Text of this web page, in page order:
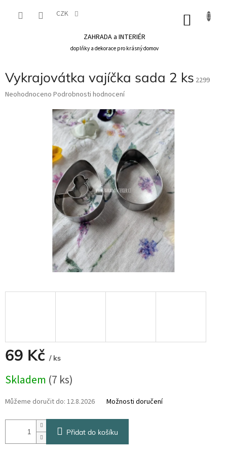
CZK
ZAHRADA a INTERIÉR
doplňky a dekorace pro krásný domov
Vykrajovátka vajíčka sada 2 ks 2299
Průměrné
Neohodnoceno Podrobnosti hodnocení
69 Kč / ks
cena:
Skladem (7 ks)
Můžeme doručit do: 12.8.2026 Možnosti doručení
Přidat do košíku